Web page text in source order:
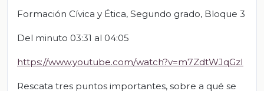
Formación Cívica y Ética, Segundo grado, Bloque 3
Del minuto 03:31 al 04:05
https://www.youtube.com/watch?v=m7ZdtWJqGzI
Rescata tres puntos importantes, sobre a qué se